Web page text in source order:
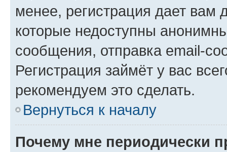
менее, регистрация дает вам
которые недоступны
сообщения, отправка email-
Регистрация займёт у вас
рекомендуем это сделать.
Вернуться к началу
Почему мне периодически